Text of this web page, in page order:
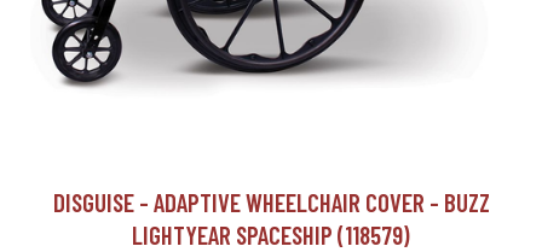
DISGUISE - ADAPTIVE WHEELCHAIR COVER - BUZZ
LIGHTYEAR SPACESHIP (118579)